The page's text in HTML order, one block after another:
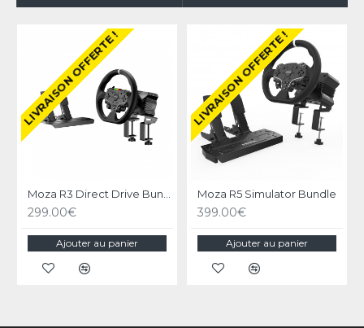
LIVRAISON OFFERTE !
299.00€
Ajouter au panier
LIVRAISON OFFERTE !
Moza R5 Simulator Bundle
399.00€
Ajouter au panier